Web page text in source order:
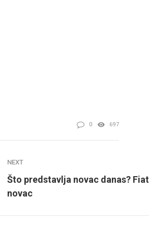
0 697
NEXT
Što predstavlja novac danas? Fiat
novac